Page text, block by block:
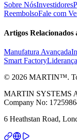
Sobre NósInvestidores
ReembolsoFale com
Artigos Relacionados
Manufatura Avançada
Smart Factory
© 2026 MARTIN™.
MARTIN SYSTEMS
Company No:
6 Heathstan Road,